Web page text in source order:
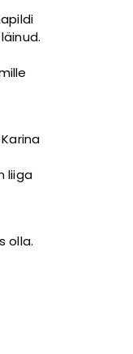
liiga
olla.